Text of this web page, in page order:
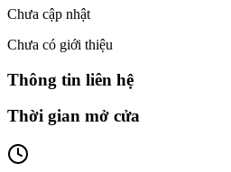
Chưa cập nhật
Chưa có giới thiệu
Thông tin liên hệ
Thời gian mở cửa